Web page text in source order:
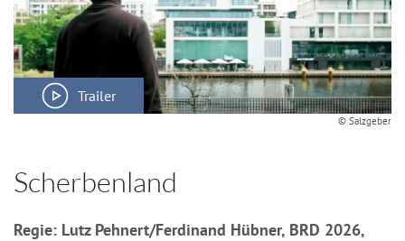
Trailer
© Salzgeber
Scherbenland
Regie: Lutz Pehnert/Ferdinand Hübner, BRD 2026,